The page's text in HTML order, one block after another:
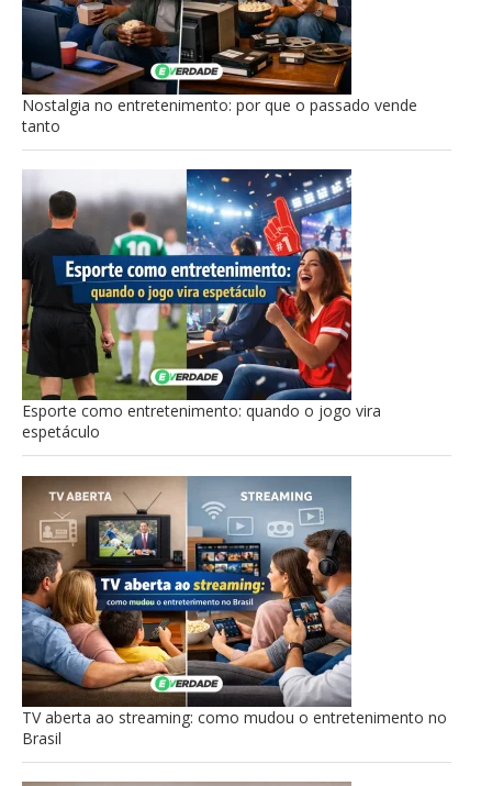
Nostalgia no entretenimento: por que o passado vende
tanto
Esporte como entretenimento: quando o jogo vira
espetáculo
TV aberta ao streaming: como mudou o entretenimento no
Brasil